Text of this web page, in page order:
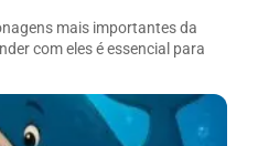
mais importantes da
com eles é essencial para